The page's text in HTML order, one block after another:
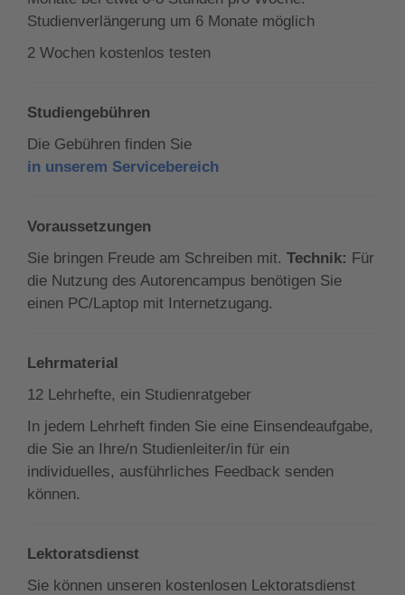
Studienverlängerung um 6 Monate möglich
2 Wochen kostenlos testen
Studiengebühren
Die Gebühren finden Sie
in unserem Servicebereich
Voraussetzungen
Sie bringen Freude am Schreiben mit. Technik: Für
die Nutzung des Autorencampus benötigen Sie
einen PC/Laptop mit Internetzugang.
Lehrmaterial
12 Lehrhefte, ein Studienratgeber
In jedem Lehrheft finden Sie eine Einsendeaufgabe,
die Sie an Ihre/n Studienleiter/in für ein
individuelles, ausführliches Feedback senden
können.
Lektoratsdienst
Sie können unseren kostenlosen Lektoratsdienst